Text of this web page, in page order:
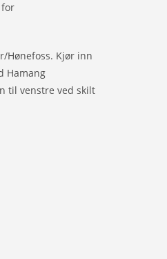
Hønefoss. Kjør inn
Hamang
til venstre ved skilt